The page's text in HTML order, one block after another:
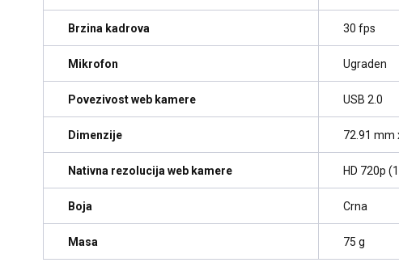
Brzina kadrova 30 fps
Mikrofon Ugraden
Povezivost web kamere USB 2.0
Dimenzije 72.91 mm
Nativna rezolucija web kamere HD 720p
Boja Crna
Masa 75 g